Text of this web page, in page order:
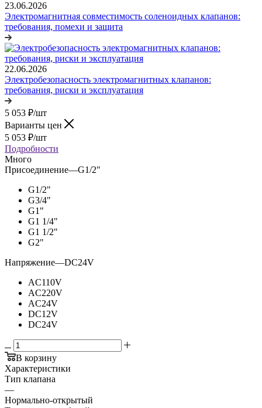
23.06.2026
Электромагнитная совместимость соленоидных клапанов:
требования, помехи и защита
22.06.2026
Электробезопасность электромагнитных клапанов:
требования, риски и эксплуатация
5 053 ₽/шт
Варианты цен
5 053 ₽/шт
Подробности
Много
Присоединение—G1/2"
G1/2"
G3/4"
G1"
G1 1/4"
G1 1/2"
G2"
Напряжение—DC24V
AC110V
AC220V
AC24V
DC12V
DC24V
В корзину
Характеристики
Тип клапана
—
Нормально-открытый